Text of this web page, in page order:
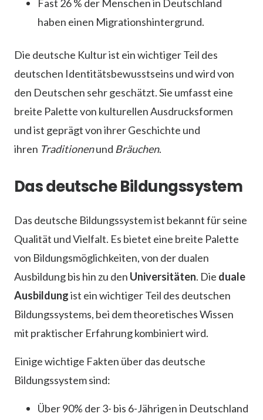
Fast 26 % der Menschen in Deutschland
haben einen Migrationshintergrund.
Die deutsche Kultur ist ein wichtiger Teil des
deutschen Identitätsbewusstseins und wird von
den Deutschen sehr geschätzt. Sie umfasst eine
breite Palette von kulturellen Ausdrucksformen
und ist geprägt von ihrer Geschichte und
ihren Traditionenund Bräuchen.
Das deutsche Bildungssystem
Das deutsche Bildungssystem ist bekannt für seine
Qualität und Vielfalt. Es bietet eine breite Palette
von Bildungsmöglichkeiten, von der dualen
Ausbildung bis hin zu den Universitäten. Die duale
Ausbildungist ein wichtiger Teil des deutschen
Bildungssystems, bei dem theoretisches Wissen
mit praktischer Erfahrung kombiniert wird.
Einige wichtige Fakten über das deutsche
Bildungssystem sind:
Über 90% der 3- bis 6-Jährigen in Deutschland